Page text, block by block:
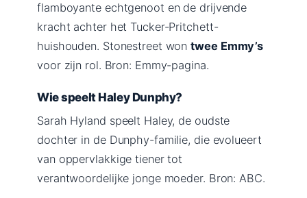
flamboyante echtgenoot en de drijvende
kracht achter het Tucker-Pritchett-
huishouden. Stonestreet wontwee Emmy’s
voor zijn rol. Bron: Emmy-pagina.
Wie speelt Haley Dunphy?
Sarah Hyland speelt Haley, de oudste
dochter in de Dunphy-familie, die evolueert
van oppervlakkige tiener tot
verantwoordelijke jonge moeder. Bron: ABC.